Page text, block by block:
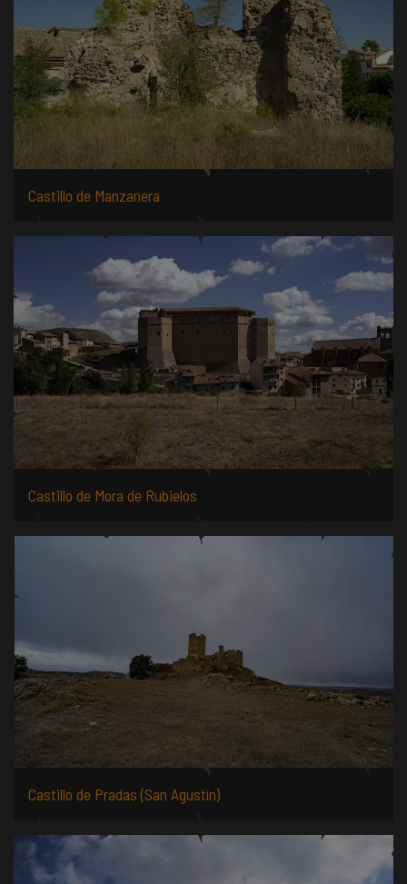
Castillo de Manzanera
Castillo de Mora de Rubielos
Castillo de Pradas (San Agustín)